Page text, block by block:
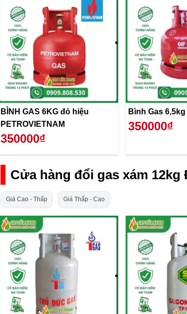
BÌNH GAS 6KG đỏ hiệu
PETROVIETNAM
350000₫
Bình
350000₫
Cửa hàng đổi gas xám
Giá Cao - Thấp Giá Thấp - Cao